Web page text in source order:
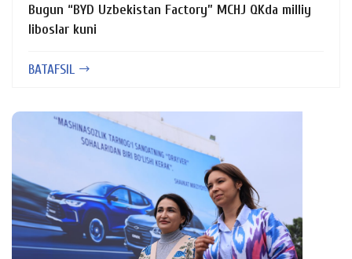
Bugun “BYD Uzbekistan Factory” MCHJ QKda milliy
liboslar kuni
BATAFSIL